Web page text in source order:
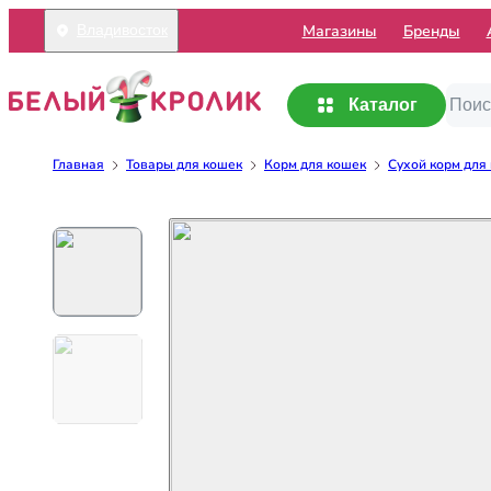
Mагазины Бренды
Каталог
Главная Товары для кошек Корм для кошек Сухой корм для